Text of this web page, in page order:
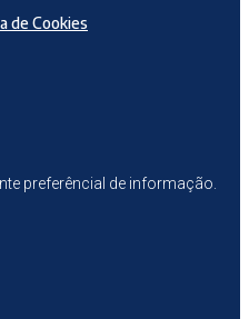
de Cookies
preferêncial de informação.